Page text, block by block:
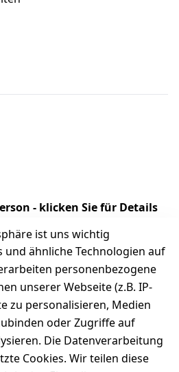
- klicken Sie für Details
ist uns wichtig
und ähnliche Technologien auf
personenbezogene
unserer Webseite (z.B. IP-
zu personalisieren, Medien
oder Zugriffe auf
Die Datenverarbeitung
Cookies. Wir teilen diese